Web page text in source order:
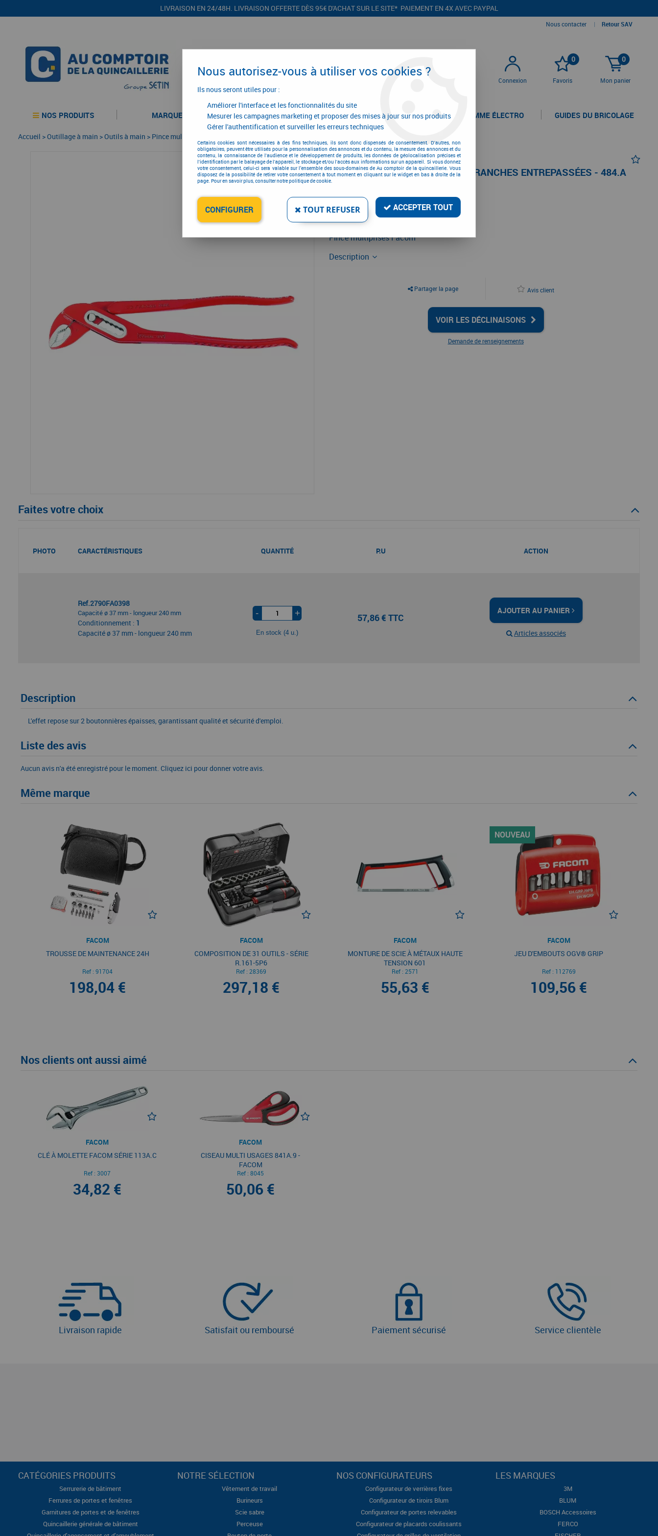
LIVRAISON EN 24/48H. LIVRAISON OFFERTE DÈS 95€ D'ACHAT SUR LE SITE* PAIEMENT EN 4X AVEC PAYPAL
Nous contacter | Retour SAV
Connexion
0
Favoris
0
Mon panier
NOS PRODUITS MARQUES CONFIGURATEURS PROMOTIONS LA GAMME ÉLECTRO GUIDES DU BRICOLAGE
Accueil >Outillage à main >Outils à main > Pince multiprises
PINCE MULTIPRISES FACOM A BRANCHES ENTREPASSÉES - 484.A
Réf. :
57,86 € TTC
Pince multiprises
Pince multiprises Facom
Description
Partager la page Avis client
VOIR LES DÉCLINAISONS
Demande de renseignements
Faites votre choix
PHOTO CARACTÉRISTIQUES QUANTITÉ P.U ACTION
Ref.2790FA0398
Capacité ø 37 mm - longueur 240 mm
Conditionnement : 1
Capacité ø 37 mm - longueur 240 mm
- +
En stock (4 u.)
57,86 € TTC
AJOUTER AU PANIER
Articles associés
Description
L'effet repose sur 2 boutonnières épaisses, garantissant qualité et sécurité d'emploi.
Liste des avis
Aucun avis n'a été enregistré pour le moment. Cliquez ici pour donner votre avis.
Même marque
FACOM
TROUSSE DE MAINTENANCE 24H
Ref : 91704
198,04 €
FACOM
COMPOSITION DE 31 OUTILS - SÉRIE
R.161-5P6
Ref : 28369
297,18 €
FACOM
MONTURE DE SCIE À MÉTAUX HAUTE
TENSION 601
Ref : 2571
55,63 €
NOUVEAU
FACOM
JEU D'EMBOUTS OGV® GRIP
Ref : 112769
109,56 €
Nos clients ont aussi aimé
FACOM
CLÉ À MOLETTE FACOM SÉRIE 113A.C
Ref : 3007
34,82 €
FACOM
CISEAU MULTI USAGES 841A.9 -
FACOM
Ref : 8045
50,06 €
Livraison rapide Satisfait ou remboursé Paiement sécurisé Service clientèle
CATÉGORIES PRODUITS
Serrurerie de bâtiment
Ferrures de portes et fenêtres
Garnitures de portes et de fenêtres
Quincaillerie générale de bâtiment
NOTRE SÉLECTION
Vêtement de travail
Burineurs
Scie sabre
Perceuse
NOS CONFIGURATEURS
Configurateur de verrières fixes
Configurateur de tiroirs Blum
Configurateur de portes relevables
Configurateur de placards coulissants
LES MARQUES
3M
BLUM
BOSCH Accessoires
FERCO
Nous autorisez-vous à utiliser vos cookies ?
Ils nous seront utiles pour :
Améliorer l'interface et les fonctionnalités du site
Mesurer les campagnes marketing et proposer des mises à jour sur nos produits
Gérer l'authentification et surveiller les erreurs techniques
Certains cookies sont nécessaires à des fins techniques, ils sont donc dispensés de consentement. D'autres, non
obligatoires, peuvent être utilisés pour la personnalisation des annonces et du contenu, la mesure des annonces et du
contenu, la connaissance de l'audience et le développement de produits, les données de géolocalisation précises et
l'identification par le balayage de l'appareil, le stockage et/ou l'accès aux informations sur un appareil. Si vous donnez
votre consentement, celui-ci sera valable sur l’ensemble des sous-domaines de Au comptoir de la quincaillerie. Vous
disposez de la possibilité de retirer votre consentement à tout moment en cliquant sur le widget en bas à droite de la
page. Pour en savoir plus, consulter notre politique de cookie.
CONFIGURER TOUT REFUSER ACCEPTER TOUT